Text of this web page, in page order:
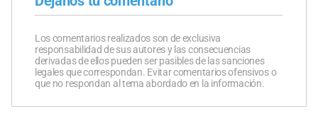
Los comentarios realizados son de exclusiva
responsabilidad de sus autores y las consecuencias
derivadas de ellos pueden ser pasibles de las sanciones
legales que correspondan. Evitar comentarios ofensivos o
que no respondan al tema abordado en la información.